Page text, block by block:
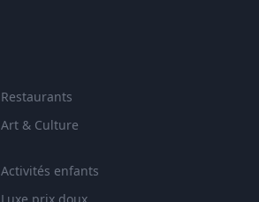
Restaurants
Art & Culture
Activités enfants